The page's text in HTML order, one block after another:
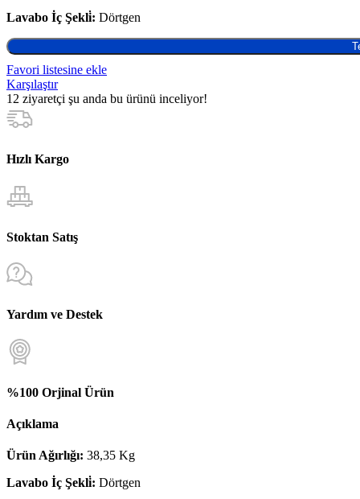
Lavabo İç Şekli̇: Dörtgen
Favori listesine ekle
Karşılaştır
12 ziyaretçi şu anda bu ürünü inceliyor!
Hızlı Kargo
Stoktan Satış
Yardım ve Destek
%100 Orjinal Ürün
Açıklama
Ürün Ağırlığı: 38,35 Kg
Lavabo İç Şekli̇: Dörtgen